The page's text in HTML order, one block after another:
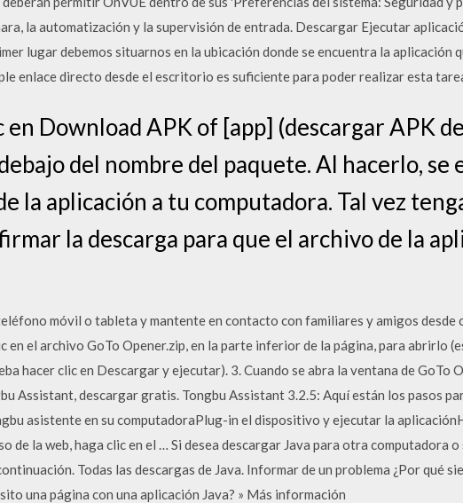
la automatización y la supervisión de entrada. Descargar Ejecutar
lugar debemos situarnos en la ubicación donde se encuentra la aplicación
enlace directo desde el escritorio es suficiente para poder realizar esta
Download APK of [app] (descargar APK
del nombre del paquete. Al hacerlo, se
la aplicación a tu computadora. Tal vez
la descarga para que el archivo de la
móvil o tableta y mantente en contacto con familiares y amigos desde
en el archivo GoTo Opener.zip, en la parte inferior de la página, para abrirlo
hacer clic en Descargar y ejecutar). 3. Cuando se abra la ventana de GoTo
Assistant, descargar gratis. Tongbu Assistant 3.2.5: Aquí están los pasos
asistente en su computadoraPlug-in el dispositivo y ejecutar la
de la web, haga clic en el … Si desea descargar Java para otra computadora
Todas las descargas de Java. Informar de un problema ¿Por qué
una página con una aplicación Java? » Más información